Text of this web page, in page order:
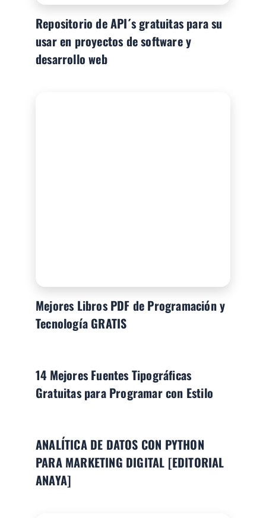
Repositorio de API´s gratuitas para su
usar en proyectos de software y
desarrollo web
Mejores Libros PDF de Programación y
Tecnología GRATIS
14 Mejores Fuentes Tipográficas
Gratuitas para Programar con Estilo
ANALÍTICA DE DATOS CON PYTHON
PARA MARKETING DIGITAL [EDITORIAL
ANAYA]